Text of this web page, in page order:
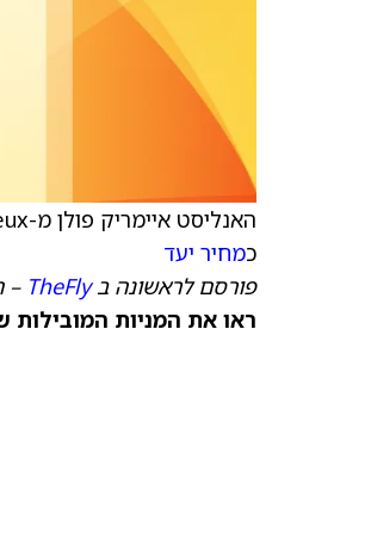
האנליסט איימריק פולן מ-Kepler Cheuvreux שדרג את Exosens (
כמחיר יעד
פורסם לראשונה בTheFly
–
ראו את המניות המובילות